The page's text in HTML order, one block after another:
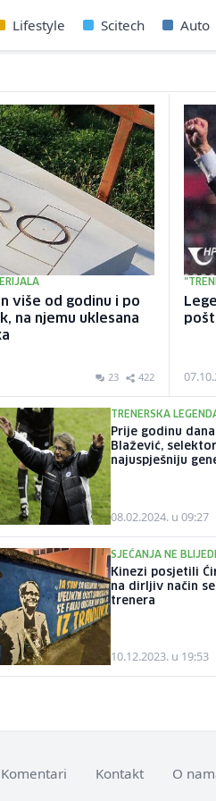
Lifestyle Scitech Auto
više od godinu i po
na njemu uklesana
23 422
TRENERSKA
Prije godinu
Blažević,
najuspješniju
08.02.2024. u 09:27
SJEĆANJA NE
Kinezi posjetili
na dirljiv način
trenera
10.12.2023. u 19:53
Komentari Kontakt O